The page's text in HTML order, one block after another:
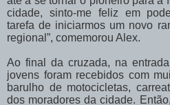
cidade, sinto-me feliz em
tarefa de iniciarmos um novo
regional”, comemorou Alex.
Ao final da cruzada, na
jovens foram recebidos com
barulho de motocicletas,
dos moradores da cidade.